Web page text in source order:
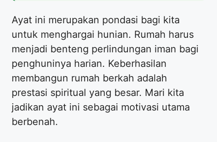
Ayat ini merupakan pondasi bagi kita
untuk menghargai hunian. Rumah harus
menjadi benteng perlindungan iman bagi
penghuninya harian. Keberhasilan
membangun rumah berkah adalah
prestasi spiritual yang besar. Mari kita
jadikan ayat ini sebagai motivasi utama
berbenah.